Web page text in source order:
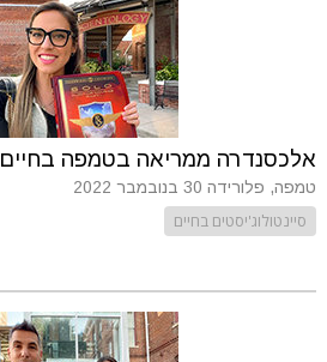
אלכסנדרה ממריאה בטמפה בחיים
טמפה, פלורידה 30 בנובמבר 2022
סיינטולוג'יסטים בחיים